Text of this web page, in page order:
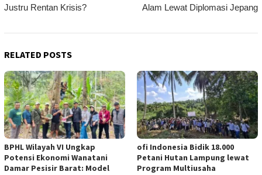
Justru Rentan Krisis?
Alam Lewat Diplomasi Jepang
RELATED POSTS
BPHL Wilayah VI Ungkap
Potensi Ekonomi Wanatani
Damar Pesisir Barat: Model
ofi Indonesia Bidik 18.000
Petani Hutan Lampung lewat
Program Multiusaha